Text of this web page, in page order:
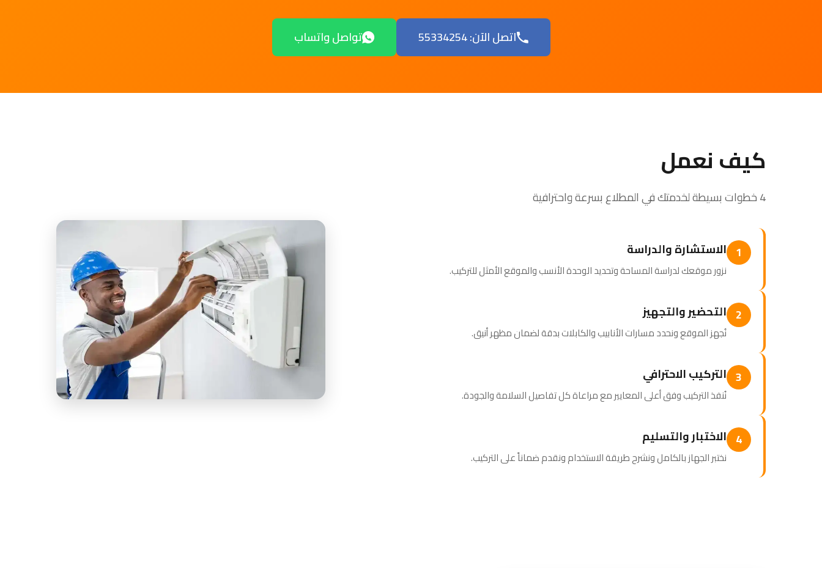
اتصل الآن: 55334254 تواصل واتساب
كيف نعمل
4 خطوات بسيطة لخدمتك في المطلاع بسرعة واحترافية
1 الاستشارة والدراسة
نزور موقعك لدراسة المساحة وتحديد الوحدة الأنسب والموقع الأمثل للتركيب.
2 التحضير والتجهيز
نُجهز الموقع ونحدد مسارات الأنابيب والكابلات بدقة لضمان مظهر أنيق.
3 التركيب الاحترافي
نُنفذ التركيب وفق أعلى المعايير مع مراعاة كل تفاصيل السلامة والجودة.
4 الاختبار والتسليم
نختبر الجهاز بالكامل ونشرح طريقة الاستخدام ونقدم ضماناً على التركيب.